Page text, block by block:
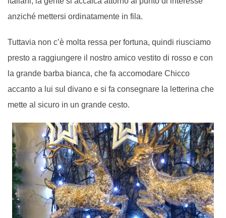
anziché mettersi ordinatamente in fila.
Tuttavia non c’è molta ressa per fortuna, quindi riusciamo
presto a raggiungere il nostro amico vestito di rosso e con
la grande barba bianca, che fa accomodare Chicco
accanto a lui sul divano e si fa consegnare la letterina che
mette al sicuro in un grande cesto.